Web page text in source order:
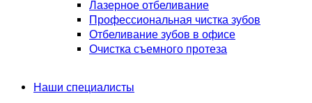
Лазерное отбеливание
Профессиональная чистка зубов
Отбеливание зубов в офисе
Очистка съемного протеза
Наши специалисты